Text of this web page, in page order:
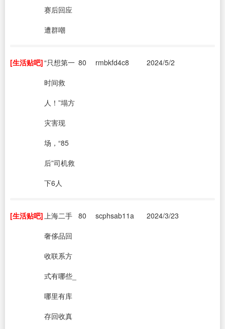
赛后回应
遭群嘲
[生活贴吧]“只想第一
时间救
人！”塌方
灾害现
场，“85
后”司机救
下6人
80 rmbkfd4c8 2024/5/2
[生活贴吧] 上海二手
奢侈品回
收联系方
式有哪些_
哪里有库
存回收真
80 scphsab11a 2024/3/23